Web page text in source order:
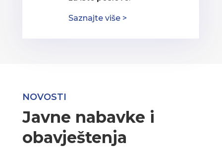
Saznajte više >
NOVOSTI
Javne nabavke i
obavještenja